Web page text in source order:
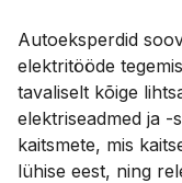
Autoeksperdid
elektritööde
tavaliselt kõige
elektriseadmed ja -
kaitsmete, mis
lühise eest, ning